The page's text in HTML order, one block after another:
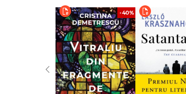
-40%
‹